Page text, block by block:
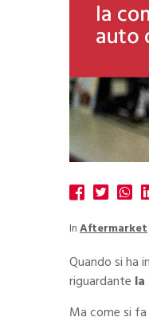
InAftermarket
Quando si ha
riguardante
Ma come si